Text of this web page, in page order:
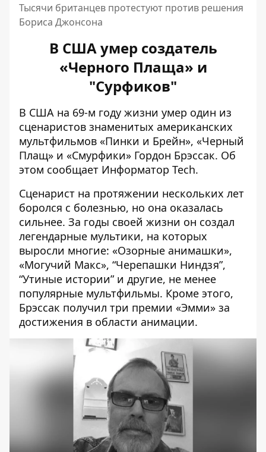
Тысячи британцев протестуют против решения
Бориса Джонсона
В США умер создатель
«Черного Плаща» и
"Сурфиков"
В США на 69-м году жизни умер один из
сценаристов знаменитых американских
мультфильмов «Пинки и Брейн», «Черный
Плащ» и «Смурфики» Гордон Брэссак. Об
этом сообщает Информатор Tech.
Сценарист на протяжении нескольких лет
боролся с болезнью, но она оказалась
сильнее. За годы своей жизни он создал
легендарные мультики, на которых
выросли многие: «Озорные анимашки»,
«Могучий Макс», “Черепашки Ниндзя”,
“Утиные истории” и другие, не менее
популярные мультфильмы. Кроме этого,
Брэссак получил три премии «Эмми» за
достижения в области анимации.